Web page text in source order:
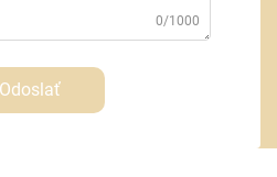
0/1000
Odoslať